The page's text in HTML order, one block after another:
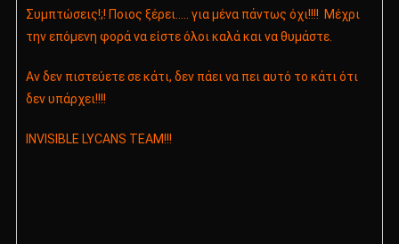
Συμπτώσεις!;! Ποιος ξέρει….. για μένα πάντως όχι!!!! Μέχρι
την επόμενη φορά να είστε όλοι καλά και να θυμάστε.
Αν δεν πιστεύετε σε κάτι, δεν πάει να πει αυτό το κάτι ότι
δεν υπάρχει!!!!
INVISIBLE LYCANS TEAM!!!